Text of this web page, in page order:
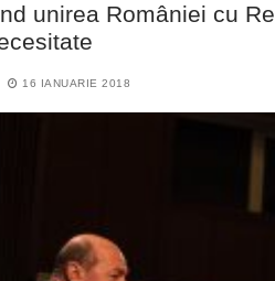
unirea României cu
16 IANUARIE 2018